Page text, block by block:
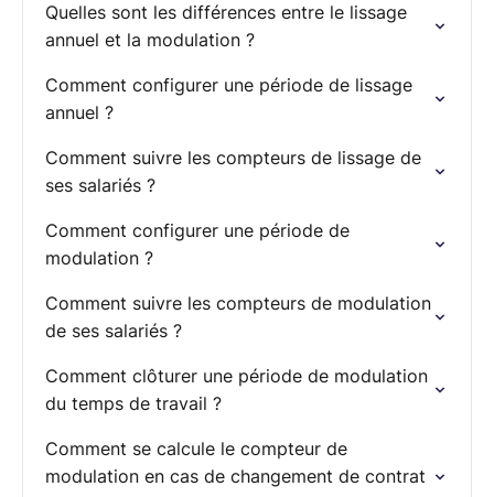
Quelles sont les différences entre le lissage
annuel et la modulation ?
Comment configurer une période de lissage
annuel ?
Comment suivre les compteurs de lissage de
ses salariés ?
Comment configurer une période de
modulation ?
Comment suivre les compteurs de modulation
de ses salariés ?
Comment clôturer une période de modulation
du temps de travail ?
Comment se calcule le compteur de
modulation en cas de changement de contrat